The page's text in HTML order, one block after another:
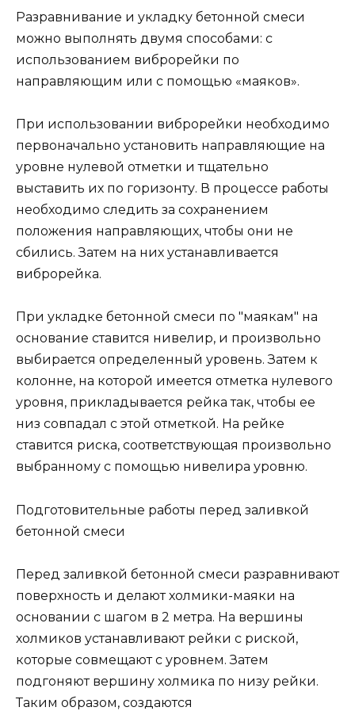
Разравнивание и укладку бетонной смеси
можно выполнять двумя способами: с
использованием виброрейки по
направляющим или с помощью «маяков».
При использовании виброрейки необходимо
первоначально установить направляющие на
уровне нулевой отметки и тщательно
выставить их по горизонту. В процессе работы
необходимо следить за сохранением
положения направляющих, чтобы они не
сбились. Затем на них устанавливается
виброрейка.
При укладке бетонной смеси по "маякам" на
основание ставится нивелир, и произвольно
выбирается определенный уровень. Затем к
колонне, на которой имеется отметка нулевого
уровня, прикладывается рейка так, чтобы ее
низ совпадал с этой отметкой. На рейке
ставится риска, соответствующая произвольно
выбранному с помощью нивелира уровню.
Подготовительные работы перед заливкой
бетонной смеси
Перед заливкой бетонной смеси разравнивают
поверхность и делают холмики-маяки на
основании с шагом в 2 метра. На вершины
холмиков устанавливают рейки с риской,
которые совмещают с уровнем. Затем
подгоняют вершину холмика по низу рейки.
Таким образом, создаются